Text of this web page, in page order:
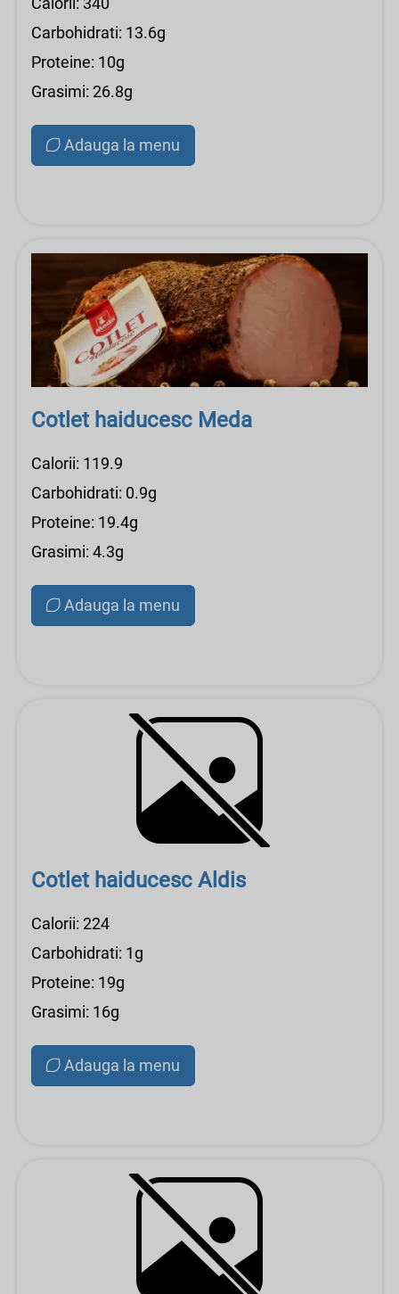
Carbohidrati: 13.6g
Proteine: 10g
Grasimi: 26.8g
Adauga la menu
Cotlet haiducesc Meda
Calorii: 119.9
Carbohidrati: 0.9g
Proteine: 19.4g
Grasimi: 4.3g
Adauga la menu
Cotlet haiducesc Aldis
Calorii: 224
Carbohidrati: 1g
Proteine: 19g
Grasimi: 16g
Adauga la menu